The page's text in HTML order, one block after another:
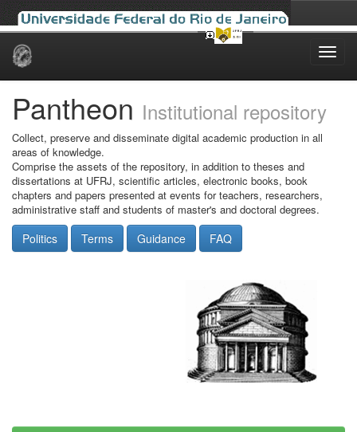
Skip
Pantheon Institutional repository
Collect, preserve and disseminate digital academic production in all
areas of knowledge.
Comprise the assets of the repository, in addition to theses and
dissertations at UFRJ, scientific articles, electronic books, book
chapters and papers presented at events for teachers, researchers,
administrative staff and students of master's and doctoral degrees.
Politics Terms Guidance FAQ